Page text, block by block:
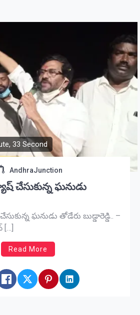
33 Second
AndhraJunction
చేసుకున్న ఘనుడు
ఘనుడు తోడేరు బుడ్డారెడ్డి.. –
Read More